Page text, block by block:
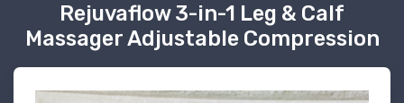
Rejuvaflow 3-in-1 Leg & Calf
Massager Adjustable Compression